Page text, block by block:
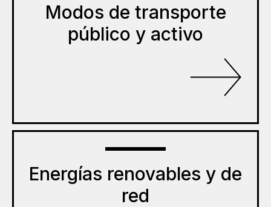
Modos de transporte
público y activo
Energías renovables y de
red